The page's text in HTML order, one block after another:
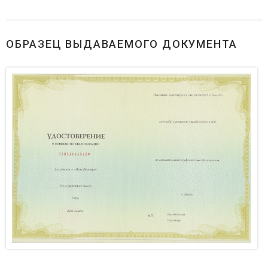
ОБРАЗЕЦ ВЫДАВАЕМОГО ДОКУМЕНТА